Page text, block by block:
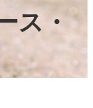
ス・